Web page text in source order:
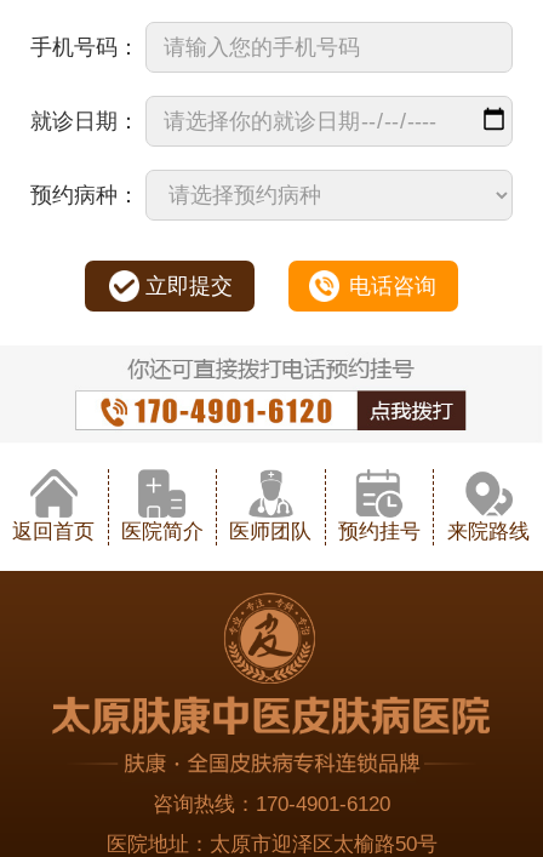
手机号码：
就诊日期：
预约病种：
立即提交 电话咨询
返回首页 医院简介 医师团队 预约挂号 来院路线
咨询热线： 170-4901-6120
医院地址： 太原市迎泽区太榆路50号